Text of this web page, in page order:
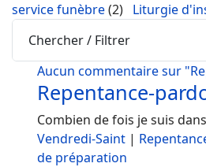
service funèbre(2) Liturgie
Chercher / Filtrer
Aucun commentaire sur
Repentance-
Combien de fois je suis
Vendredi-Saint |
de préparation